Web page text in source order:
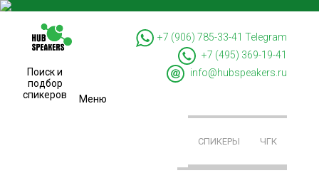
Поиск и
подбор
спикеров
+7 (906) 785-33-41 Telegram
+7 (495) 369-19-41
info@hubspeakers.ru
Меню
СПИКЕРЫ ЧГК